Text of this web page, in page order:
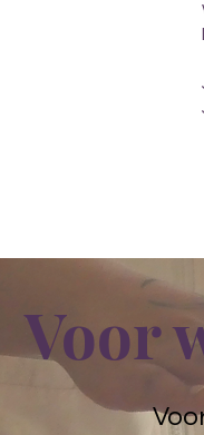
Voor